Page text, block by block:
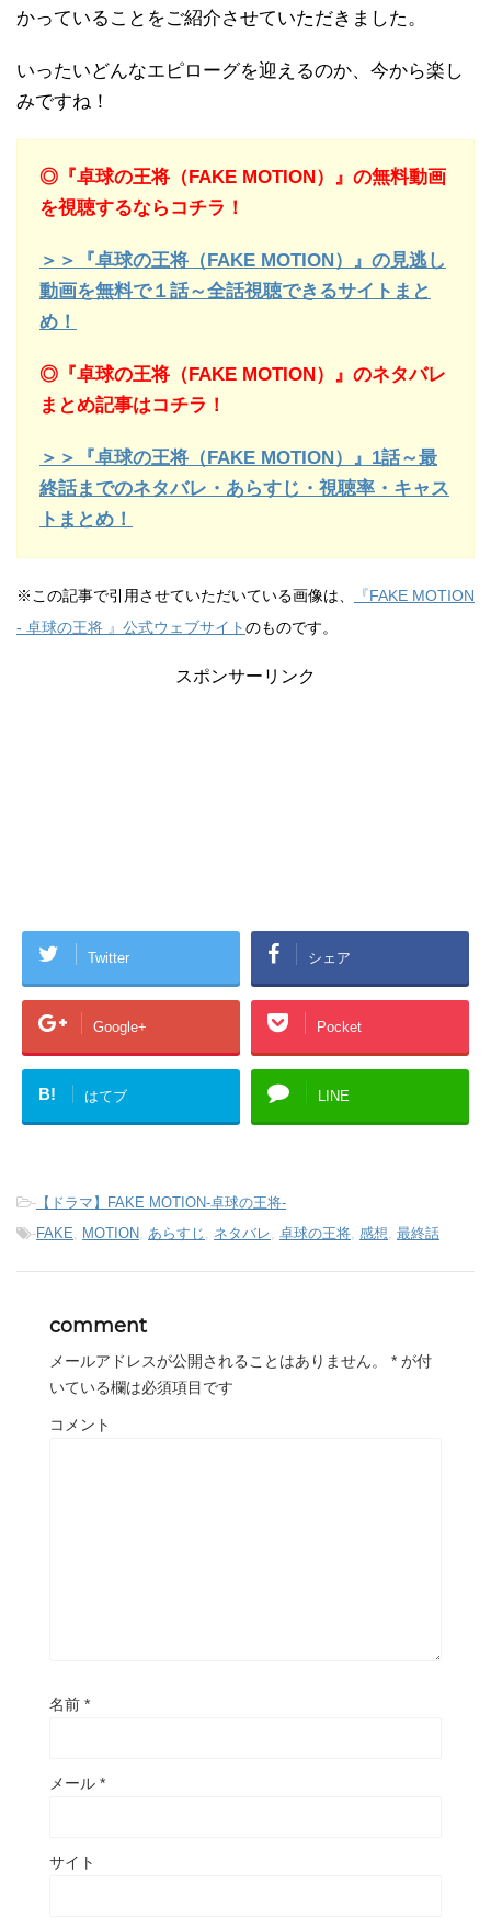
かっていることをご紹介させていただきました。
いったいどんなエピローグを迎えるのか、今から楽し
みですね！
◎『卓球の王将（FAKE MOTION）』の無料動画
を視聴するならコチラ！
＞＞『卓球の王将（FAKE MOTION）』の見逃し
動画を無料で１話～全話視聴できるサイトまと
め！
◎『卓球の王将（FAKE MOTION）』のネタバレ
まとめ記事はコチラ！
＞＞『卓球の王将（FAKE MOTION）』1話～最
終話までのネタバレ・あらすじ・視聴率・キャス
トまとめ！
※この記事で引用させていただいている画像は、
『FAKE MOTION
- 卓球の王将 』公式ウェブサイト のものです。
スポンサーリンク
Twitter シェア
Google+ Pocket
B! はてブ LINE
- 【ドラマ】FAKE MOTION-卓球の王将-
-FAKE, MOTION, あらすじ , ネタバレ, 卓球の王将, 感想, 最終話
comment
メールアドレスが公開されることはありません。 * が付
いている欄は必須項目です
コメント
名前 *
メール *
サイト